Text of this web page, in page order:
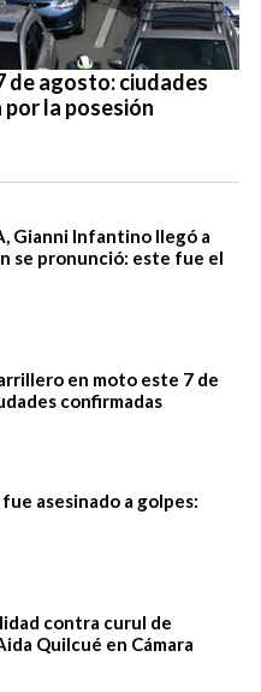
de agosto: ciudades
la posesión
Gianni Infantino llegó a
se pronunció: este fue el
en moto este 7 de
confirmadas
asesinado a golpes:
contra curul de
Quilcué en Cámara